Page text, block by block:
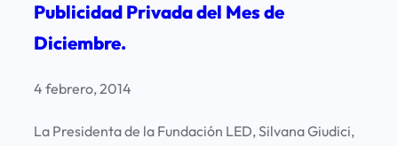
Publicidad Privada del Mes de
Diciembre.
4 febrero, 2014
La Presidenta de la Fundación LED, Silvana Giudici,